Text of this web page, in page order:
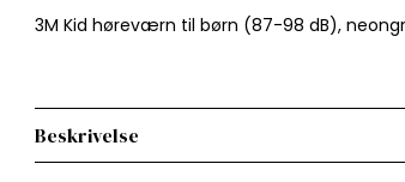
3M Kid høreværn til børn (87-98 dB),
Beskrivelse